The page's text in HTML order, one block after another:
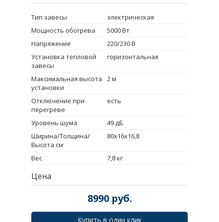
Тип завесы
электрическая
Мощность обогрева
5000 Вт
Напряжение
220/230 В
Установка тепловой
завесы
горизонтальная
Максимальная высота
установки
2 м
Отключение при
перегреве
есть
Уровень шума
49 дБ
Ширина/Толщина/
Высота см
80х16х16,8
Вес 7,8 кг
Цена
8990 руб.
Купить в один клик